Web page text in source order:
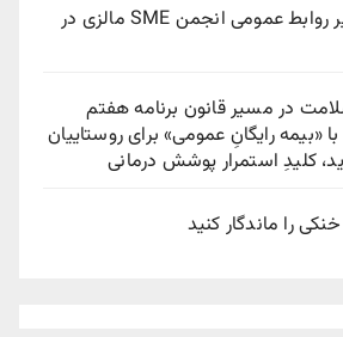
محمدرضا باقری مدیر روابط عمومی انجمن SME مالزی در
در مسیر قانون برنامه هفتم
«بیمه رایگانِ عمومی» برای روستاییان
کلیدِ استمرار پوشش درمانی
را ماندگار کنید